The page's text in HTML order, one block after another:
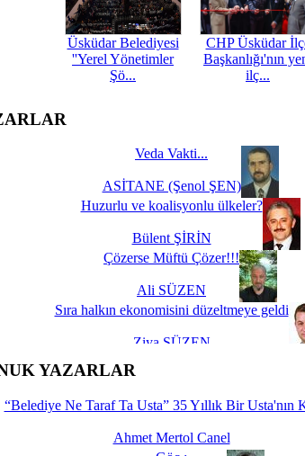
Üsküdar Belediyesi
''Yerel Yönetimler
Şö...
CHP Üsküdar
Başkanlığı'nın
ilç...
Veda Vakti...
ASİTANE (Şenol ŞEN)
Huzurlu ve koalisyonlu ülkeler?
Bülent ŞİRİN
Çözerse Müftü Çözer!!!
Ali SÜZEN
Sıra halkın ekonomisini düzeltmeye geldi
Ziya SÜZEN
İşte Biz buyuz...
YAZARLAR
“Belediye Ne Taraf Ta Usta” 35 Yıllık Bir Usta'nın
Ahmet Mertol Canel